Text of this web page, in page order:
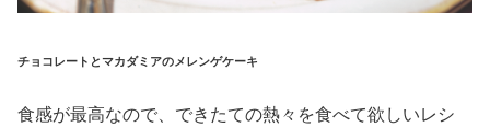
チョコレートとマカダミアのメレンゲケーキ
食感が最高なので、できたての熱々を食べて欲しいレシ